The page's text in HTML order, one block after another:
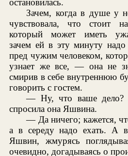
остановилась.
Зачем, когда в душе у
чувствовала, что стоит
который может иметь
зачем ей в эту минуту
пред чужим человеком,
узнает же все, — она не
смирив в себе внутреннюю
говорить с гостем.
— Ну, что ваше дело?
спросила она Яшвина.
— Да ничего; кажется,
а в середу надо ехать. А
Яшвин, жмурясь
очевидно, догадываясь о